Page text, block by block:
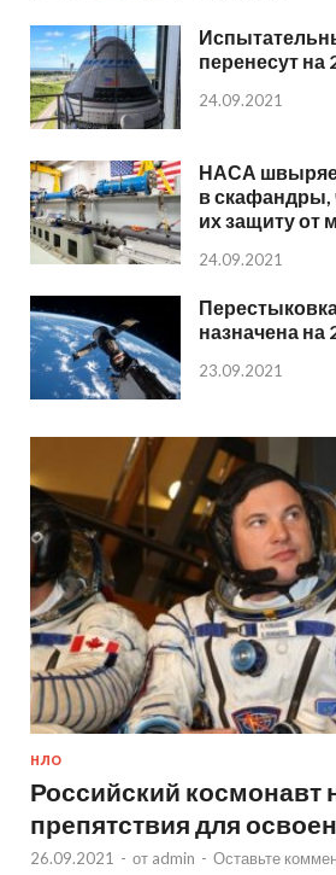
перенесут на
24.09.2021
НАСА
в скафандры,
их защиту от
24.09.2021
назначена на
23.09.2021
НЛО
Российский космонавт
препятствия для
26.09.2021 - от admin - Оставьте